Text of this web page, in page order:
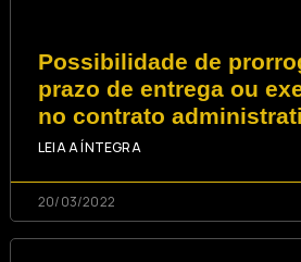
Possibilidade de
prazo de entrega ou
no contrato
LEIA A ÍNTEGRA
20/03/2022